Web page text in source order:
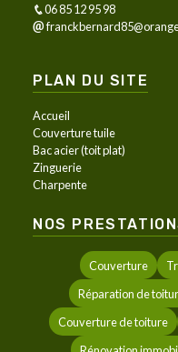
06 85 12 95 98
PLAN DU SITE
Accueil
Couverture tuile
Bac acier (toit plat)
Zinguerie
Charpente
NOS
Couverture
Réparation de
Couverture de toiture